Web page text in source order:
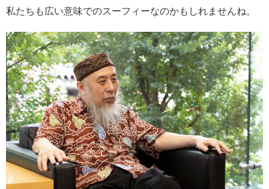
私たちも広い意味でのスーフィーなのかもしれませんね。